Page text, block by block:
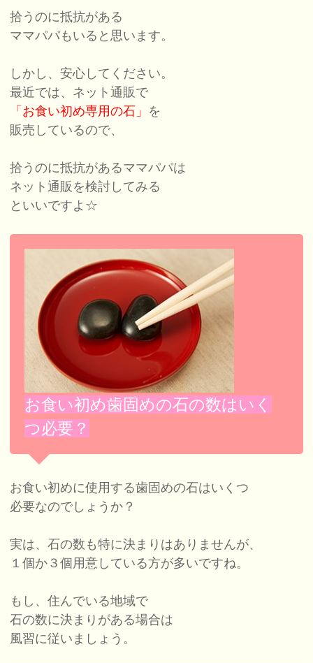
拾うのに抵抗がある
ママパパもいると思います。
しかし、安心してください。
最近では、ネット通販で
「お食い初め専用の石」 を
販売しているので、
拾うのに抵抗があるママパパは
ネット通販を検討してみる
といいですよ☆
お食い初め歯固めの石の数はいく
つ必要？
お食い初めに使用する歯固めの石はいくつ
必要なのでしょうか？
実は、石の数も特に決まりはありませんが、
１個か３個用意している方が多いですね。
もし、住んでいる地域で
石の数に決まりがある場合は
風習に従いましょう。